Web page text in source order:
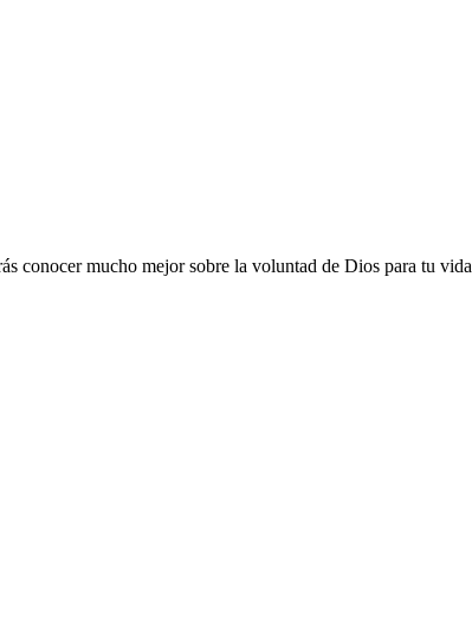
conocer mucho mejor sobre la voluntad de Dios para tu vida